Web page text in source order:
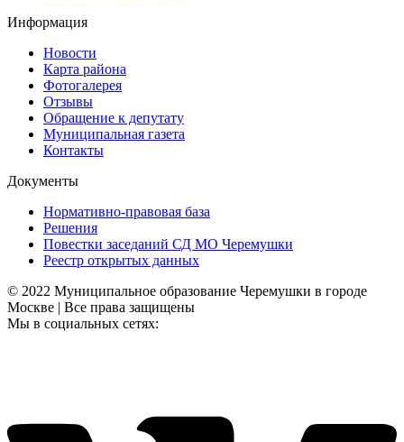
Информация
Новости
Карта района
Фотогалерея
Отзывы
Обращение к депутату
Муниципальная газета
Контакты
Документы
Нормативно-правовая база
Решения
Повестки заседаний СД МО Черемушки
Реестр открытых данных
© 2022 Муниципальное образование Черемушки в городе
Москве | Все права защищены
Мы в социальных сетях: